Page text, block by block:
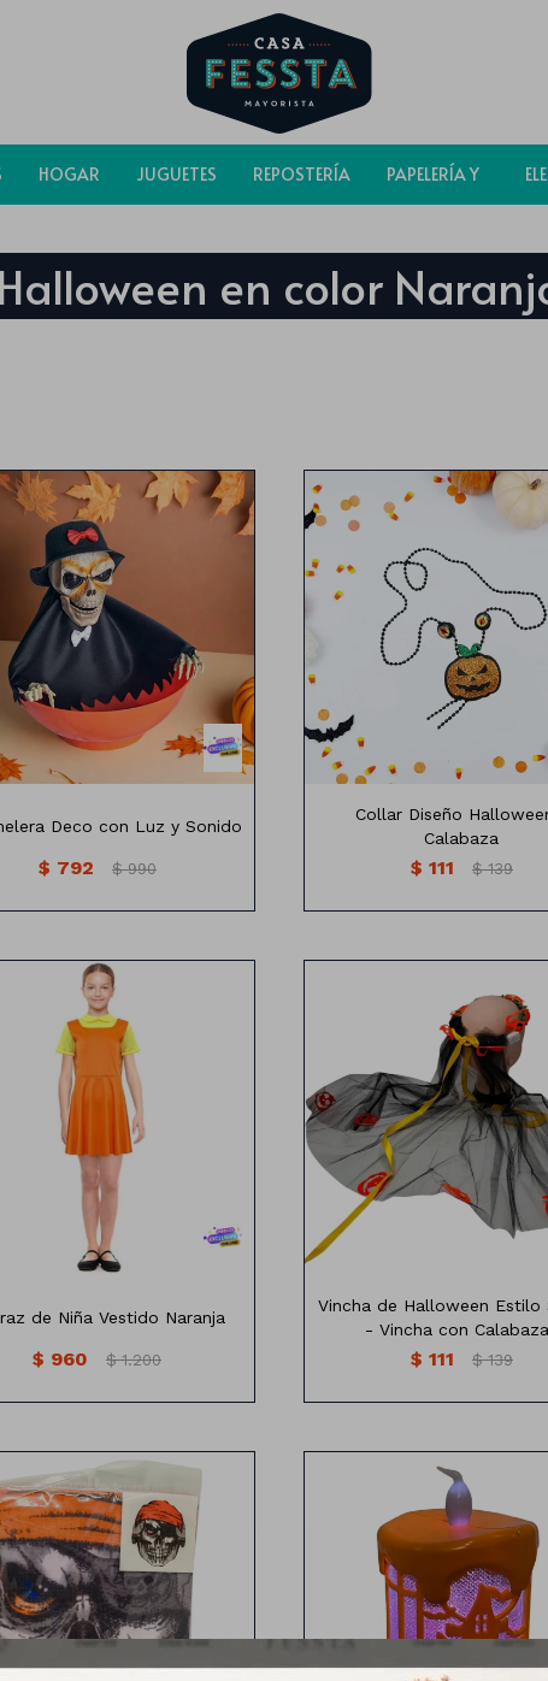
HOGAR JUGUETES REPOSTERÍA PAPELERÍA Y
Halloween en color
de alto 25cm de diámetro
Deco con Luz y Sonido
$ 792 $ 990
Collar Diseño
Calabaza
$ 111 $ 139
TALLE
68CM LARGO, 30CM HOMBRO ,
50CM CINTURA ELASTIZADA
LARGO , 32CM HOMBRO,
52 CM CINTURA
LARGO, 35CM HOMBROS,
56CM CINTURA
de Niña Vestido Naranja
$ 960 $ 1.200
Vincha de Halloween con
Vincha de Halloween Estilo
- Vincha con
$ 111 $ 139
de monstruos surtidos Farol led Halloween 2